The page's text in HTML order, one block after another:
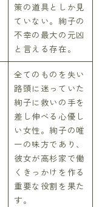
策の道具としか見
ていない。絢子の
不幸の最大の元凶
と言える存在。
全てのものを失い
路頭に迷っていた
絢子に救いの手を
差し伸べる心優し
い女性。絢子の唯
一の味方であり、
彼女が高杉家で働
くきっかけを作る
重要な役割を果た
す。